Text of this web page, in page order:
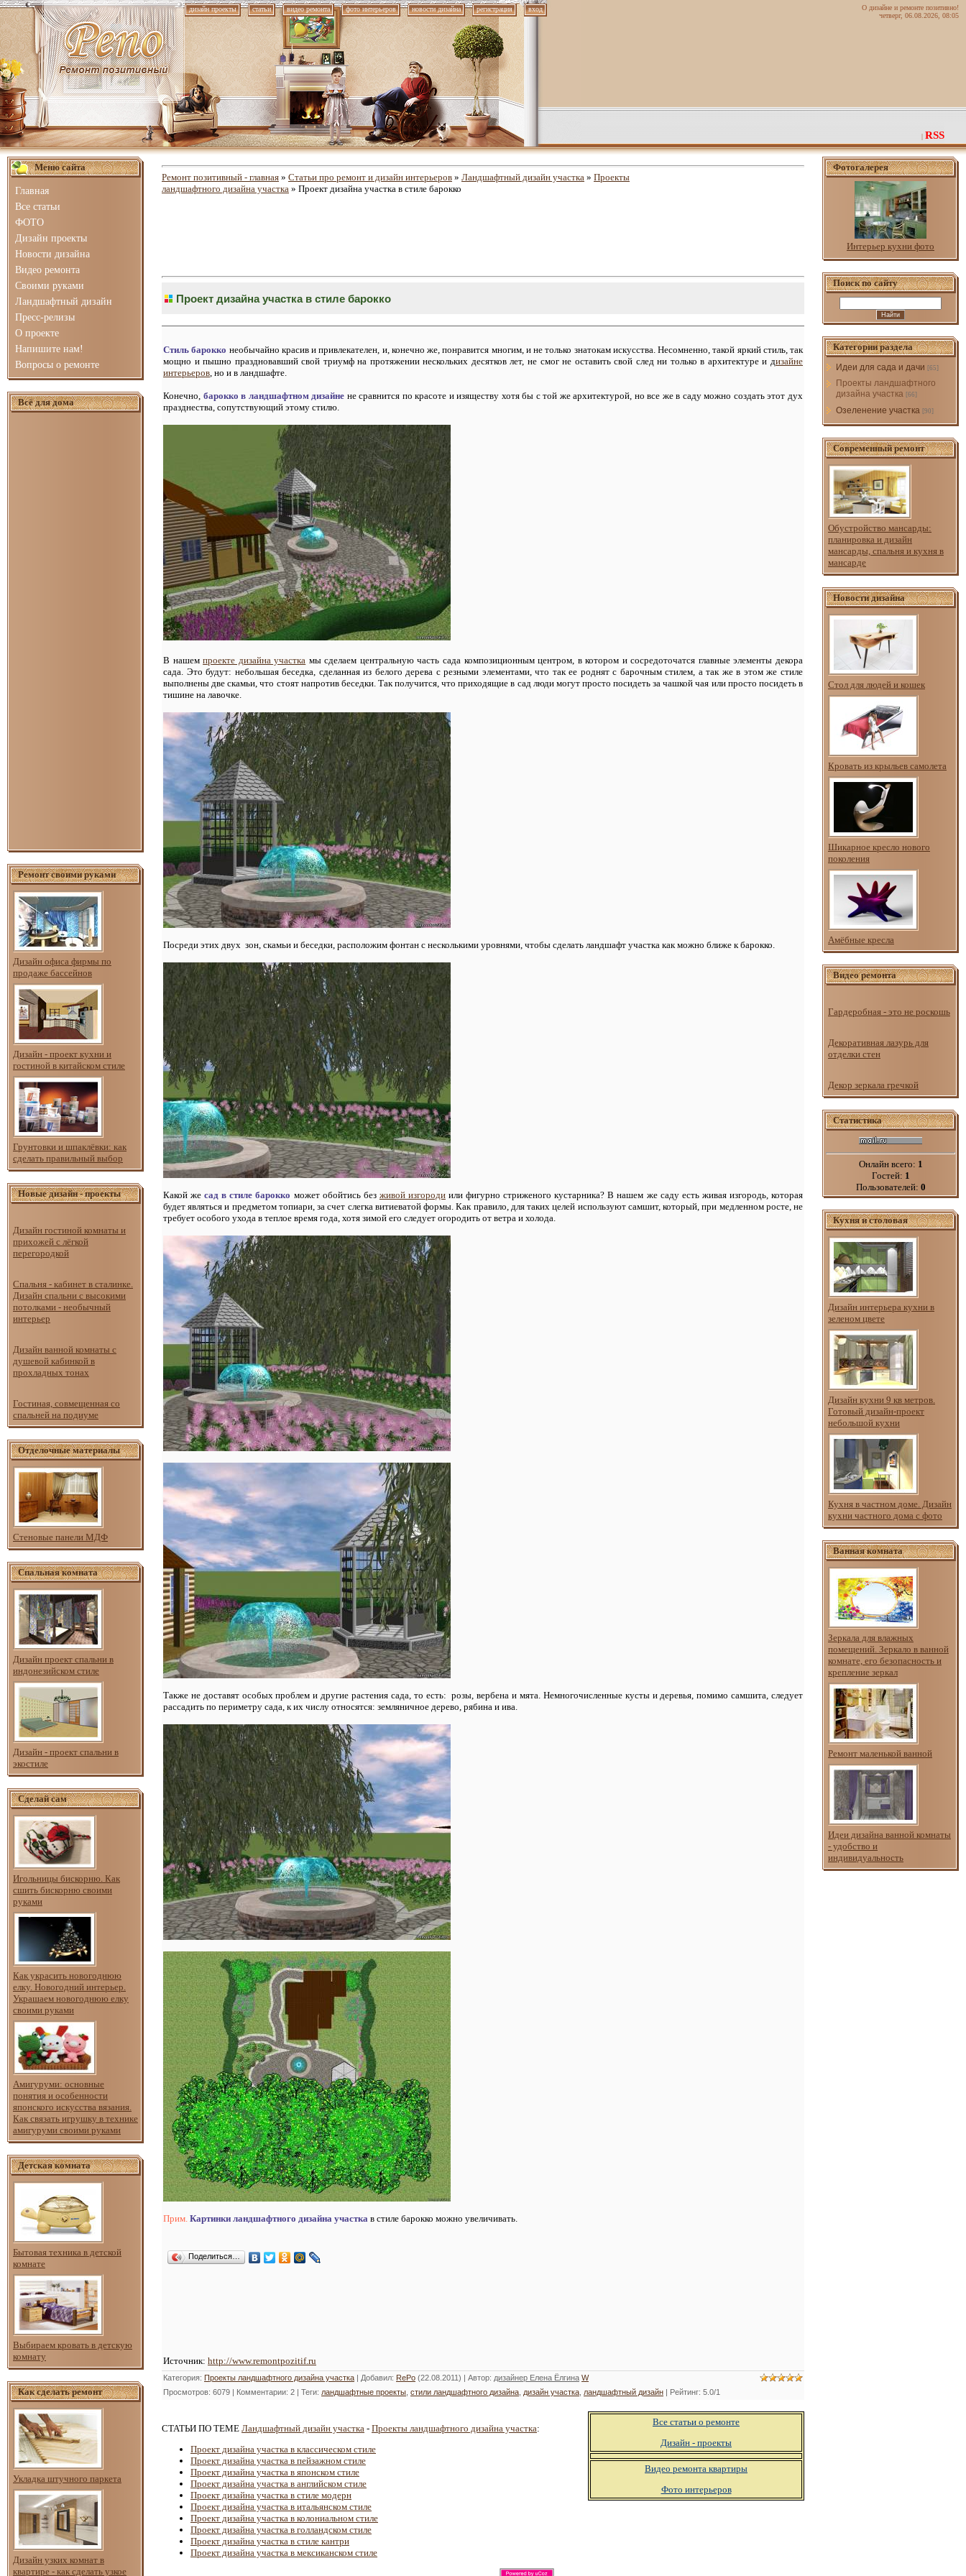
дизайн проекты статьи видео ремонта фото интерьеров новости дизайна регистрация вход
О дизайне и ремонте позитивно!
четверг, 06.08.2026, 08:05
| RSS
Меню сайта
Главная
Все статьи
ФОТО
Дизайн проекты
Новости дизайна
Видео ремонта
Своими руками
Ландшафтный дизайн
Пресс-релизы
О проекте
Напишите нам!
Вопросы о ремонте
Всё для дома
Ремонт своими руками
Дизайн офиса фирмы по
продаже бассейнов
Дизайн - проект кухни и
гостиной в китайском стиле
Грунтовки и шпаклёвки: как
сделать правильный выбор
Новые дизайн - проекты
Дизайн гостиной комнаты и
прихожей с лёгкой
перегородкой
Спальня - кабинет в сталинке.
Дизайн спальни с высокими
потолками - необычный
интерьер
Дизайн ванной комнаты с
душевой кабинкой в
прохладных тонах
Гостиная, совмещенная со
спальней на подиуме
Отделочные материалы
Стеновые панели МДФ
Спальная комната
Дизайн проект спальни в
индонезийском стиле
Дизайн - проект спальни в
экостиле
Сделай сам
Игольницы бискорню. Как
сшить бискорню своими
руками
Как украсить новогоднюю
елку. Новогодний интерьер.
Украшаем новогоднюю елку
своими руками
Амигуруми: основные
понятия и особенности
японского искусства вязания.
Как связать игрушку в технике
амигуруми своими руками
Детская комната
Бытовая техника в детской
комнате
Выбираем кровать в детскую
комнату
Как сделать ремонт
Укладка штучного паркета
Дизайн узких комнат в
квартире - как сделать узкое
Ремонт позитивный - главная » Статьи про ремонт и дизайн интерьеров » Ландшафтный дизайн участка » Проекты
ландшафтного дизайна участка » Проект дизайна участка в стиле барокко
Проект дизайна участка в стиле барокко
Стиль барокко необычайно красив и привлекателен, и, конечно же, понравится многим, и не только знатокам искусства. Несомненно, такой яркий стиль, так
мощно и пышно праздновавший свой триумф на протяжении нескольких десятков лет, не смог не оставить свой след ни только в архитектуре и дизайне
интерьеров , но и в ландшафте.
Конечно, барокко в ландшафтном дизайне не сравнится по красоте и изяществу хотя бы с той же архитектурой, но все же в саду можно создать этот дух
празднества, сопутствующий этому стилю.
В нашемпроекте дизайна участка мы сделаем центральную часть сада композиционным центром, в котором и сосредоточатся главные элементы декора
сада. Это будут: небольшая беседка, сделанная из белого дерева с резными элементами, что так ее роднят с барочным стилем, а так же в этом же стиле
выполнены две скамьи, что стоят напротив беседки. Так получится, что приходящие в сад люди могут просто посидеть за чашкой чая или просто посидеть в
тишине на лавочке.
Посреди этих двух зон, скамьи и беседки, расположим фонтан с несколькими уровнями, чтобы сделать ландшафт участка как можно ближе к барокко.
Какой жесад в стиле барокко может обойтись без живой изгородиили фигурно стриженого кустарника? В нашем же саду есть живая изгородь, которая
будет являться и предметом топиари, за счет слегка витиеватой формы. Как правило, для таких целей используют самшит, который, при медленном росте, не
требует особого ухода в теплое время года, хотя зимой его следует огородить от ветра и холода.
Также не доставят особых проблем и другие растения сада, то есть: розы, вербена и мята. Немногочисленные кусты и деревья, помимо самшита, следует
рассадить по периметру сада, к их числу относятся: земляничное дерево, рябина и ива.
Прим. Картинки ландшафтного дизайна участка в стиле барокко можно увеличивать.
Поделиться…
Источник: http://www.remontpozitif.ru
Категория: Проекты ландшафтного дизайна участка | Добавил: RePo (22.08.2011) | Автор: дизайнер Елена Ёлгина W
Просмотров: 6079 | Комментарии: 2 | Теги: ландшафтные проекты стили ландшафтного дизайна дизайн участка ландшафтный дизайн | Рейтинг: 5.0/1
Все статьи о ремонте
Дизайн - проекты
Видео ремонта квартиры
Фото интерьеров
СТАТЬИ ПО ТЕМЕ Ландшафтный дизайн участка - Проекты ландшафтного дизайна участка:
Проект дизайна участка в классическом стиле
Проект дизайна участка в пейзажном стиле
Проект дизайна участка в японском стиле
Проект дизайна участка в английском стиле
Проект дизайна участка в стиле модерн
Проект дизайна участка в итальянском стиле
Проект дизайна участка в колониальном стиле
Проект дизайна участка в голландском стиле
Проект дизайна участка в стиле кантри
Проект дизайна участка в мексиканском стиле
Фотогалерея
Интерьер кухни фото
Поиск по сайту
Категории раздела
Идеи для сада и дачи [65]
Проекты ландшафтного
дизайна участка [66]
Озеленение участка [90]
Современный ремонт
Обустройство мансарды:
планировка и дизайн
мансарды, спальня и кухня в
мансарде
Новости дизайна
Стол для людей и кошек
Кровать из крыльев самолета
Шикарное кресло нового
поколения
Амёбные кресла
Видео ремонта
Гардеробная - это не роскошь
Декоративная лазурь для
отделки стен
Декор зеркала гречкой
Статистика
Онлайн всего: 1
Гостей: 1
Пользователей: 0
Кухня и столовая
Дизайн интерьера кухни в
зеленом цвете
Дизайн кухни 9 кв метров.
Готовый дизайн-проект
небольшой кухни
Кухня в частном доме. Дизайн
кухни частного дома с фото
Ванная комната
Зеркала для влажных
помещений. Зеркало в ванной
комнате, его безопасность и
крепление зеркал
Ремонт маленькой ванной
Идеи дизайна ванной комнаты
- удобство и
индивидуальность